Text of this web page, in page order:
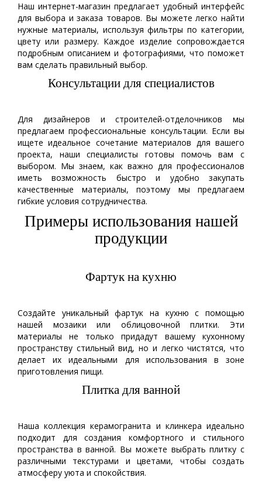
Наш интернет-магазин предлагает удобный интерфейс
для выбора и заказа товаров. Вы можете легко найти
нужные материалы, используя фильтры по категории,
цвету или размеру. Каждое изделие сопровождается
подробным описанием и фотографиями, что поможет
вам сделать правильный выбор.
Консультации для специалистов
Для дизайнеров и строителей-отделочников мы
предлагаем профессиональные консультации. Если вы
ищете идеальное сочетание материалов для вашего
проекта, наши специалисты готовы помочь вам с
выбором. Мы знаем, как важно для профессионалов
иметь возможность быстро и удобно закупать
качественные материалы, поэтому мы предлагаем
гибкие условия сотрудничества.
Примеры использования нашей
продукции
Фартук на кухню
Создайте уникальный фартук на кухню с помощью
нашей мозаики или облицовочной плитки. Эти
материалы не только придадут вашему кухонному
пространству стильный вид, но и легко чистятся, что
делает их идеальными для использования в зоне
приготовления пищи.
Плитка для ванной
Наша коллекция керамогранита и клинкера идеально
подходит для создания комфортного и стильного
пространства в ванной. Вы можете выбрать плитку с
различными текстурами и цветами, чтобы создать
атмосферу уюта и спокойствия.